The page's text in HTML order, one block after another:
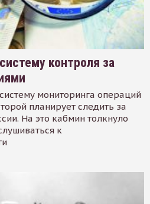
контроля за
мониторинга операций
планирует следить за
На это кабмин толкнуло
к